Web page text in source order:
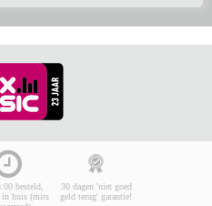
besteld,
in huis (mits
30 dagen 'niet goed
geld terug' garantie!